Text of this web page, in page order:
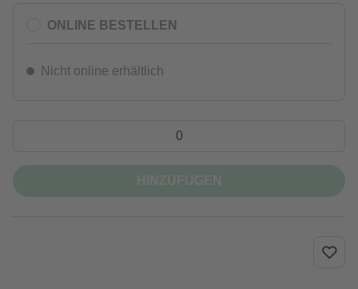
ONLINE BESTELLEN
Nicht online erhältlich